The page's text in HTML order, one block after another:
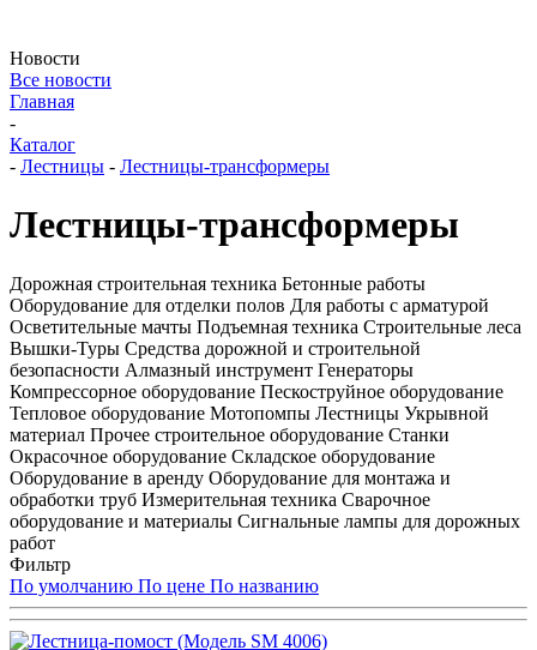
Новости
Все новости
Главная
-
Каталог
- Лестницы - Лестницы-трансформеры
Лестницы-трансформеры
Дорожная строительная техника Бетонные работы
Оборудование для отделки полов Для работы с арматурой
Осветительные мачты Подъемная техника Строительные леса
Вышки-Туры Средства дорожной и строительной
безопасности Алмазный инструмент Генераторы
Компрессорное оборудование Пескоструйное оборудование
Тепловое оборудование Мотопомпы Лестницы Укрывной
материал Прочее строительное оборудование Станки
Окрасочное оборудование Складское оборудование
Оборудование в аренду Оборудование для монтажа и
обработки труб Измерительная техника Сварочное
оборудование и материалы Сигнальные лампы для дорожных
работ
Фильтр
По умолчанию По цене По названию